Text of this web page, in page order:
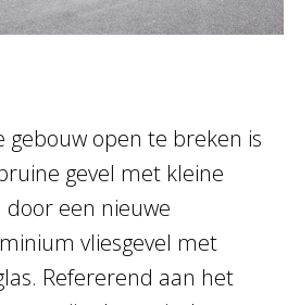
open te breken is
gevel met kleine
een nieuwe
vliesgevel met
Refererend aan het